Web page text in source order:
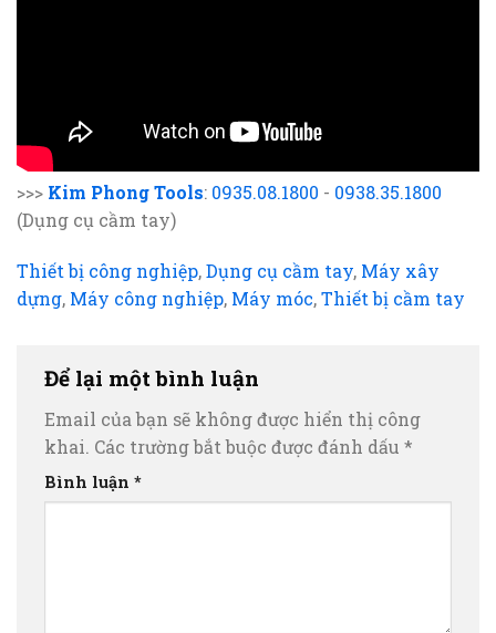
>>> Kim Phong Tools: 0935.08.1800 - 0938.35.1800
(Dụng cụ cầm tay)
Thiết bị công nghiệp,Dụng cụ cầm tay, Máy xây
dựng, Máy công nghiệp, Máy móc,Thiết bị cầm tay
Để lại một bình luận
Email của bạn sẽ không được hiển thị công
khai. Các trường bắt buộc được đánh dấu *
Bình luận *